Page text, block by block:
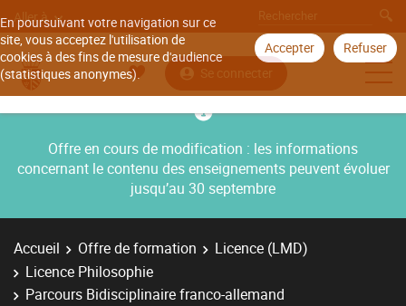
En poursuivant votre navigation sur ce
site, vous acceptez l'utilisation de
cookies à des fins de mesure d'audience
(statistiques anonymes).
Accepter Refuser
Aller à
Se connecter
Offre en cours de modification : les informations
concernant le contenu des enseignements peuvent évoluer
jusqu’au 30 septembre
Accueil Offre de formation
Licence (LMD)
Licence Philosophie
Parcours Bidisciplinaire franco-allemand